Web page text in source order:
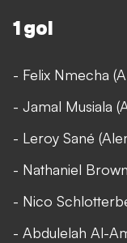
1 gol
- Felix Nmecha
- Jamal Musiala
- Leroy Sané
- Nathaniel
- Nico
- Abdulelah Al-